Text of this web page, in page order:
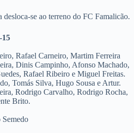
se ao terreno do FC Famalicão.
15
Rafael Carneiro, Martim Ferreira
Dinis Campinho, Afonso Machado,
Rafael Ribeiro e Miguel Freitas.
Tomás Silva, Hugo Sousa e Artur.
Rodrigo Carvalho, Rodrigo Rocha,
Brito.
Semedo